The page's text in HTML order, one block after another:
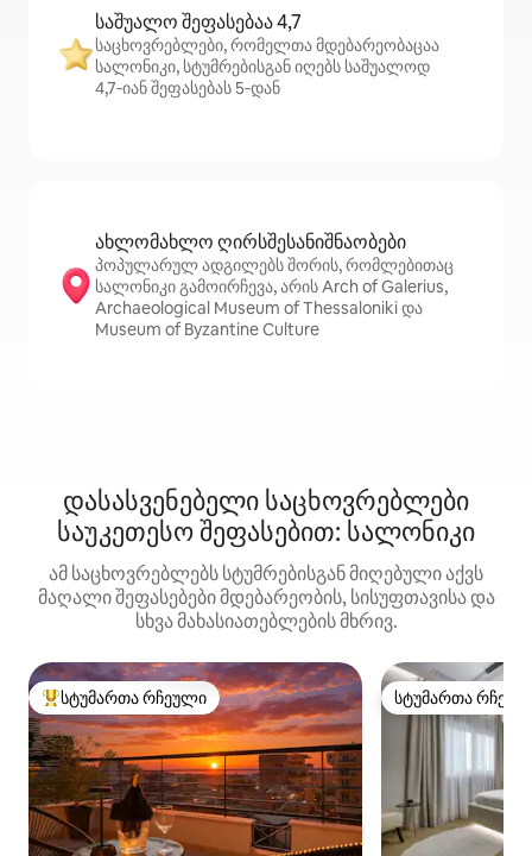
საშუალო შეფასებაა 4,7
საცხოვრებლები, რომელთა მდებარეობაცაა
სალონიკი, სტუმრებისგან იღებს საშუალოდ
4,7‑იან შეფასებას 5‑დან
ახლომახლო ღირსშესანიშნაობები
პოპულარულ ადგილებს შორის, რომლებითაც
სალონიკი გამოირჩევა, არის Arch of Galerius,
Archaeological Museum of Thessaloniki და
Museum of Byzantine Culture
დასასვენებელი საცხოვრებლები
საუკეთესო შეფასებით: სალონიკი
ამ საცხოვრებლებს სტუმრებისგან მიღებული აქვს
მაღალი შეფასებები მდებარეობის, სისუფთავისა და
სხვა მახასიათებლების მხრივ.
სტუმართა რჩეული მოწინავე ვარიანტი
სტუმართა რჩეული სტუმართა
სტუმართა